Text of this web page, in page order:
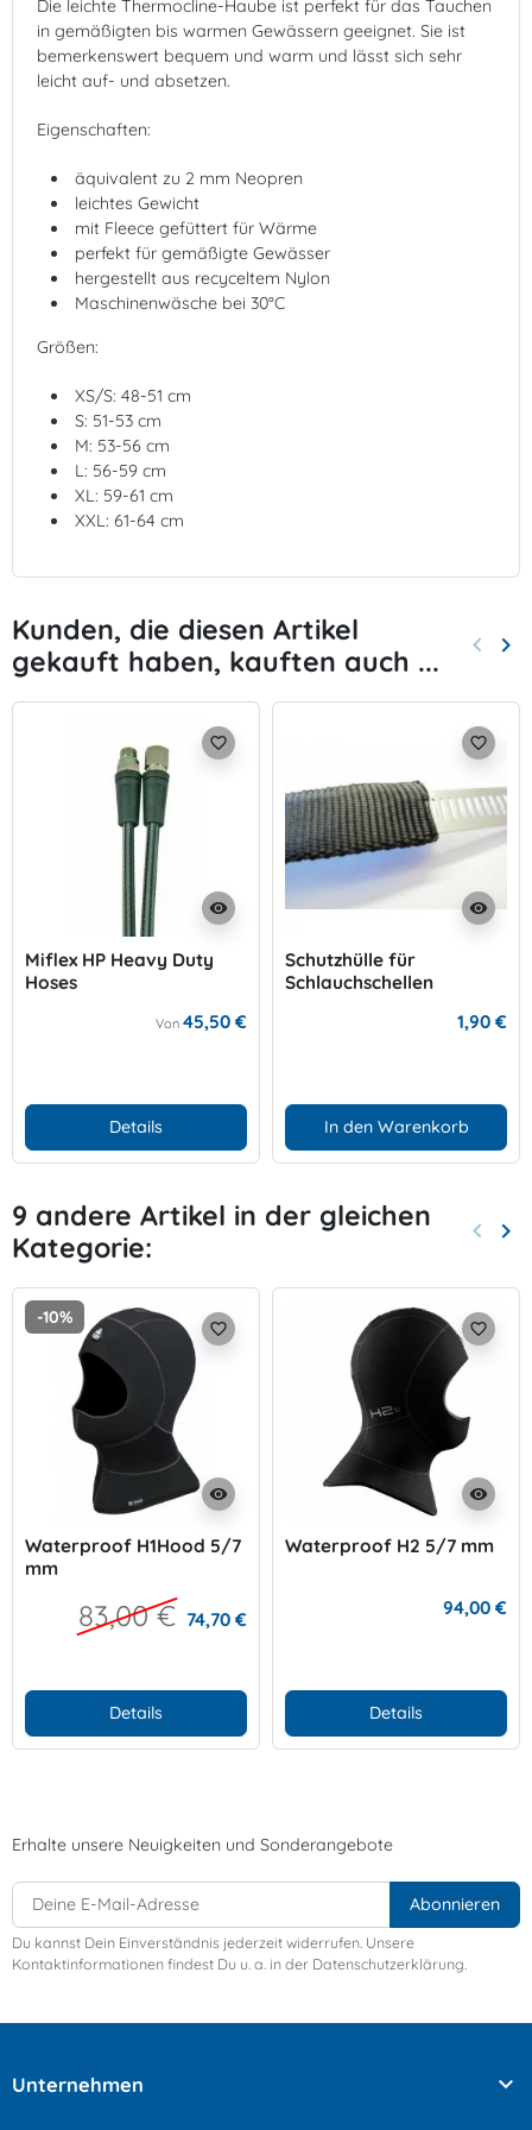
Die leichte Thermocline-Haube ist perfekt für das Tauchen
in gemäßigten bis warmen Gewässern geeignet. Sie ist
bemerkenswert bequem und warm und lässt sich sehr
leicht auf- und absetzen.
Eigenschaften:
äquivalent zu 2 mm Neopren
leichtes Gewicht
mit Fleece gefüttert für Wärme
perfekt für gemäßigte Gewässer
hergestellt aus recyceltem Nylon
Maschinenwäsche bei 30°C
Größen:
XS/S: 48-51 cm
S: 51-53 cm
M: 53-56 cm
L: 56-59 cm
XL: 59-61 cm
XXL: 61-64 cm
Kunden, die diesen Artikel
gekauft haben, kauften auch ...
Zurück
keyboard_arrow_left keyboard_arrow_right
visibility
favorite_border
Miflex HP Heavy Duty
Hoses
Von 45,50 €
Details
visibility
favorite_border
Schutzhülle für
Schlauchschellen
1,90 €
In den Warenkorb
9 andere Artikel in der gleichen
Kategorie:
Zurück
keyboard_arrow_left keyboard_arrow_right
-10%
visibility
favorite_border
Waterproof H1Hood 5/7
mm
83,00 € 74,70 €
Details
visibility
favorite_border
Waterproof H2 5/7 mm
94,00 €
Details
Erhalte unsere Neuigkeiten und Sonderangebote
Du kannst Dein Einverständnis jederzeit widerrufen. Unsere
Kontaktinformationen findest Du u. a. in der Datenschutzerklärung.
Unternehmen 